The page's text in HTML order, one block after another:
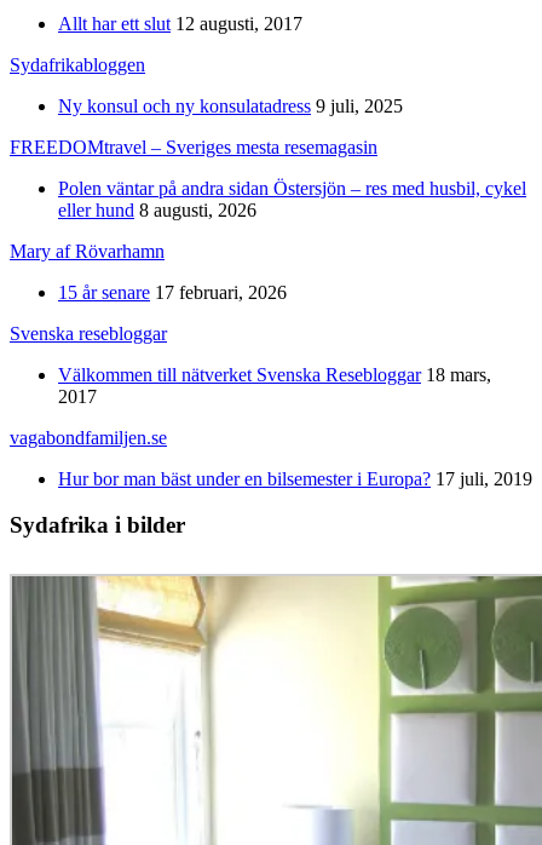
Allt har ett slut 12 augusti, 2017
Sydafrikabloggen
Ny konsul och ny konsulatadress 9 juli, 2025
FREEDOMtravel – Sveriges mesta resemagasin
Polen väntar på andra sidan Östersjön – res med husbil, cykel
eller hund 8 augusti, 2026
Mary af Rövarhamn
15 år senare 17 februari, 2026
Svenska resebloggar
Välkommen till nätverket Svenska Resebloggar 18 mars,
2017
vagabondfamiljen.se
Hur bor man bäst under en bilsemester i Europa? 17 juli, 2019
Sydafrika i bilder